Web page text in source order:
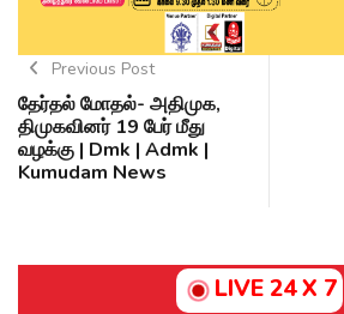
Previous Post
தேர்தல் மோதல்- அதிமுக,
திமுகவினர் 19 பேர் மீது
வழக்கு | Dmk | Admk |
Kumudam News
LIVE 24 X 7